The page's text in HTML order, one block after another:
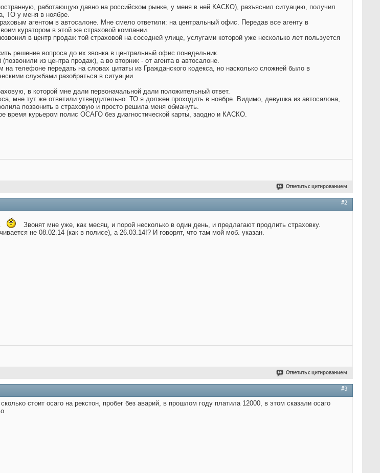
работающую давно на российском рынке, у меня в ней КАСКО), разъяснил ситуацию, получил
ТО у меня в ноябре.
агентом в автосалоне. Мне смело ответили: на центральный офис. Передав все агенту в
куратором в этой же страховой компании.
в центр продаж той страховой на соседней улице, услугами которой уже несколько лет пользуется
решение вопроса до их звонка в центральный офис понедельник.
из центра продаж), а во вторник - от агента в автосалоне.
телефоне передать на словах цитаты из Гражданского кодекса, но насколько сложней было в
службами разобраться в ситуации.
в которой мне дали первоначальной дали положительный ответ.
мне тут же ответили утвердительно: ТО я должен проходить в ноябре. Видимо, девушка из автосалона,
позвонить в страховую и просто решила меня обмануть.
время курьером полис ОСАГО без диагностической карты, заодно и КАСКО.
Ответить с цитированием
#2
Звонят мне уже, как месяц, и порой несколько в один день, и предлагают продлить страховку.
не 08.02.14 (как в полисе), а 26.03.14!? И говорят, что там мой моб. указан.
Ответить с цитированием
#3
стоит осаго на рекстон, пробег без аварий, в прошлом году платила 12000, в этом сказали осаго